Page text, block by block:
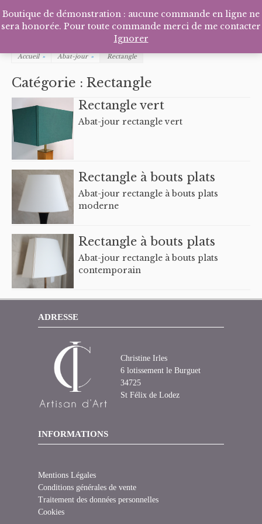
Facebook
Pinterest
Tél
Accueil » Abat-jour » Rectangle
Catégorie : Rectangle
Rectangle vert
Abat-jour rectangle vert
Rectangle à bouts plats
Abat-jour rectangle à bouts plats
moderne
Rectangle à bouts plats
Abat-jour rectangle à bouts plats
contemporain
ADRESSE
Christine Irles
6 lotissement le Burguet
34725
St Félix de Lodez
INFORMATIONS
Mentions Légales
Conditions générales de vente
Traitement des données personnelles
Cookies
Boutique de démonstration : aucune commande en ligne ne
sera honorée. Pour toute commande merci de me contacter
Ignorer